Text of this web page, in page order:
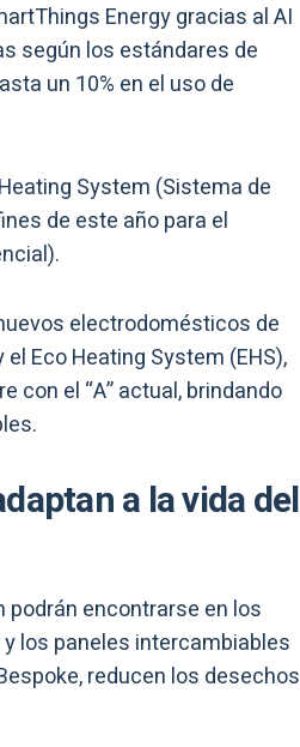
Energy gracias al AI
según los estándares de
un 10% en el uso de
System (Sistema de
de este año para el
electrodomésticos de
Eco Heating System (EHS),
con el “A” actual, brindando
a la vida del
encontrarse en los
los paneles intercambiables
reducen los desechos